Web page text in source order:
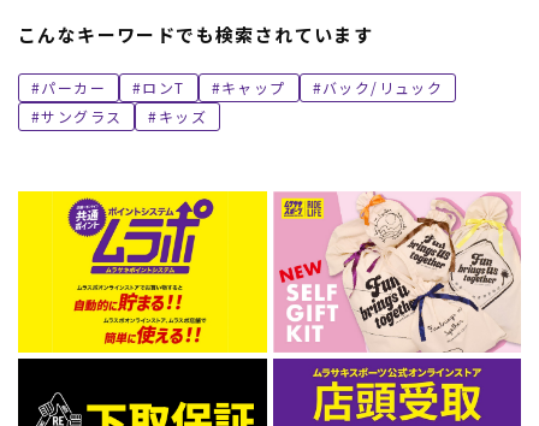
こんなキーワードでも検索されています
パーカー ロンT キャップ
バック/リュック
サングラス
キッズ